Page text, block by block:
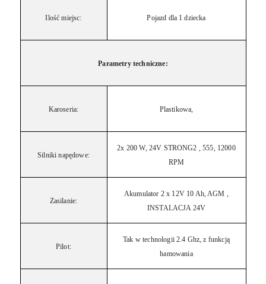
Ilość miejsc: Pojazd dla 1 dziecka
Parametry techniczne:
Karoseria: Plastikowa,
Silniki napędowe:
2x 200 W, 24V STRONG2 , 555, 12000
RPM
Zasilanie:
Akumulator 2 x 12V 10 Ah, AGM ,
INSTALACJA 24V
Pilot:
Tak w technologii 2.4 Ghz, z funkcją
hamowania